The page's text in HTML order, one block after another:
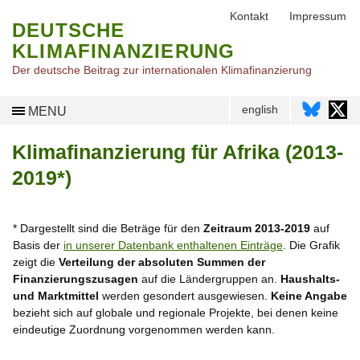
DEUTSCHE
KLIMAFINANZIERUNG
Der deutsche Beitrag zur internationalen Klimafinanzierung
MENU english
Klimafinanzierung für Afrika (2013-
2019*)
* Dargestellt sind die Beträge für den Zeitraum 2013-2019 auf
Basis der in unserer Datenbank enthaltenen Einträge . Die Grafik
zeigt die Verteilung der absoluten Summen der
Finanzierungszusagen auf die Ländergruppen an. Haushalts-
und Marktmittel werden gesondert ausgewiesen. Keine Angabe
bezieht sich auf globale und regionale Projekte, bei denen keine
eindeutige Zuordnung vorgenommen werden kann.
Kontakt Impressum